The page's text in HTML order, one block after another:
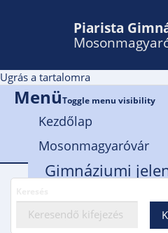
Piarista
Ugrás a tartalomra
MenüToggle menu visibility
Kezdőlap
Mosonmagyaróvár
Gimnáziumi
Honvéd kadét
Iskolánk